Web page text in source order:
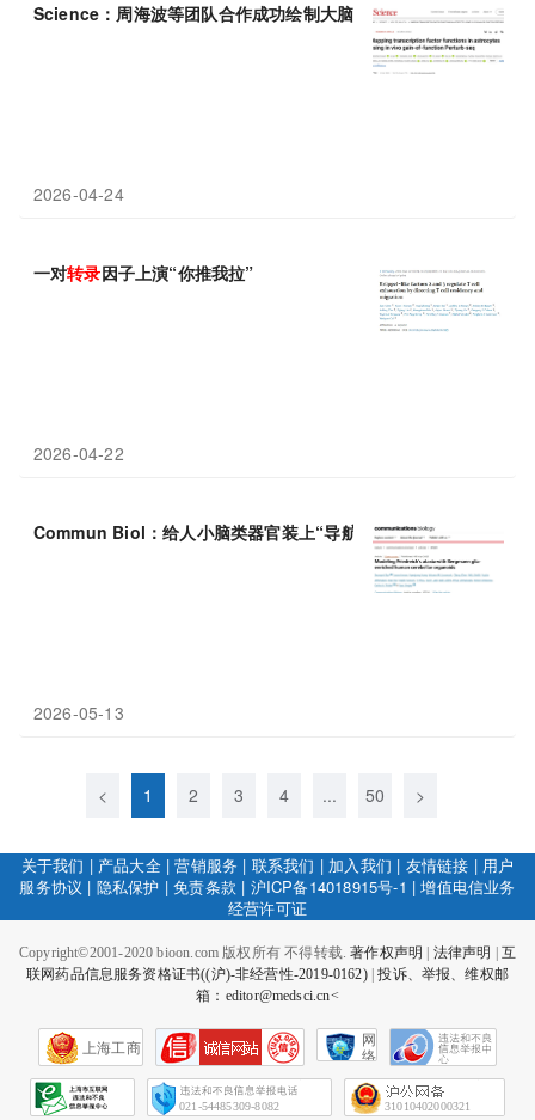
Science：周海波等团队合作成功绘制大脑星形胶质细胞的转录
2026-04-24
一对转录因子上演“你推我拉”
2026-04-22
Commun Biol‌：给人小脑类器官装上“导航胶质”，弗里德赖希共
2026-05-13
< 1 2 3 4 ... 50 >
关于我们 | 产品大全|营销服务 | 联系我们 | 加入我们 | 友情链接 | 用户
服务协议 | 隐私保护 |免责条款 | 沪ICP备14018915号-1 |增值电信业务
经营许可证
Copyright©2001-2020 bioon.com 版权所有 不得转载.著作权声明 法律声明
互
联网药品信息服务资格证书((沪)-非经营性-2019-0162)|投诉、举报、维权邮
箱：editor@medsci.cn<
上海工商
网
络
会
征
021-54485309-8082 31010402000321